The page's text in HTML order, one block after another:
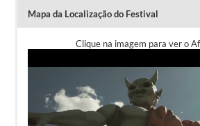
Mapa da Localização do Festival
Clique na imagem para ver o